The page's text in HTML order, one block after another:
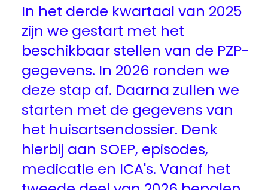
In het derde kwartaal van 2025
zijn we gestart met het
beschikbaar stellen van de PZP-
gegevens. In 2026 ronden we
deze stap af. Daarna zullen we
starten met de gegevens van
het huisartsendossier. Denk
hierbij aan SOEP, episodes,
medicatie en ICA's. Vanaf het